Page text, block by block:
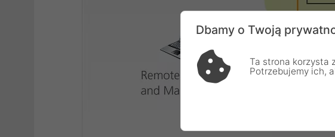
Dbamy o Twoją
Ta strona korzysta
Potrzebujemy ich,